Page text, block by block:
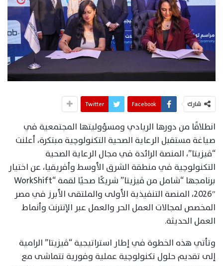
شارك Facebook
Twitter
انطلاقًا من دورها الريادي ومسؤوليتها المجتمعية في
صياغة مستقبل الرعاية الصحية التكنولوچية مبتكرة، أعلنت
“ڤيزيتا”، المنصة الرائدة في مجال الرعاية الصحية
التكنولوچية في منطقة الشرق الأوسط وأفريقيا، عن اختيار
برنامجها “شامل من ڤيزيتا” شريكًا صحيًا لقمة “WorkShift
2026″، المنصة التنفيذية الأولى والملتقى الأبرز في مصر
المخصص لمجالات العمل الحر والعمل عبر الإنترنت وأنماط
العمل الحديثة.
وتأتي هذه الخطوة في إطار استراتيجية “ڤيزيتا” الرامية
إلى تقديم حلول تكنولوچية عملية وفورية تتماشى مع